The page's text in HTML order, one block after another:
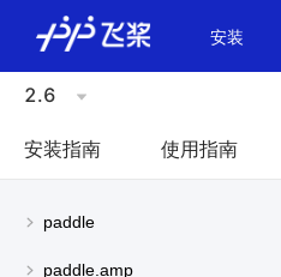
安装
2.6
安装指南 使用指南
paddle
paddle.amp